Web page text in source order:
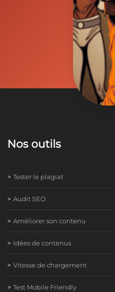
Nos outils
Tester le plagiat
Audit SEO
Améliorer son contenu
Idées de contenus
Vitesse de chargement
Test Mobile Friendly